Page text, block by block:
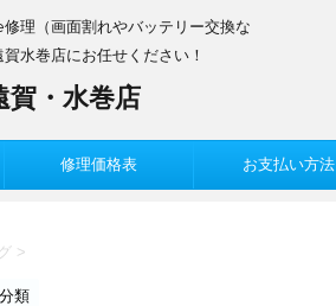
理（画面割れやバッテリー交換な
水巻店にお任せください！
・水巻店
修理価格表 お支払い方法
>
類